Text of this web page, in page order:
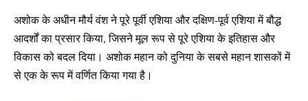
अशोक के अधीन मौर्य वंश ने पूरे पूर्वी एशिया और दक्षिण-पूर्व एशिया में बौद्ध
आदर्शों का प्रसार किया, जिसने मूल रूप से पूरे एशिया के इतिहास और
विकास को बदल दिया। अशोक महान को दुनिया के सबसे महान शासकों में
से एक के रूप में वर्णित किया गया है।